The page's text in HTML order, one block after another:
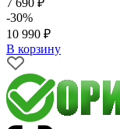
-30%
10 990 ₽
В корзину